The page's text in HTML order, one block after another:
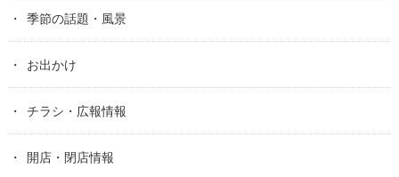
季節の話題・風景
お出かけ
チラシ・広報情報
開店・閉店情報